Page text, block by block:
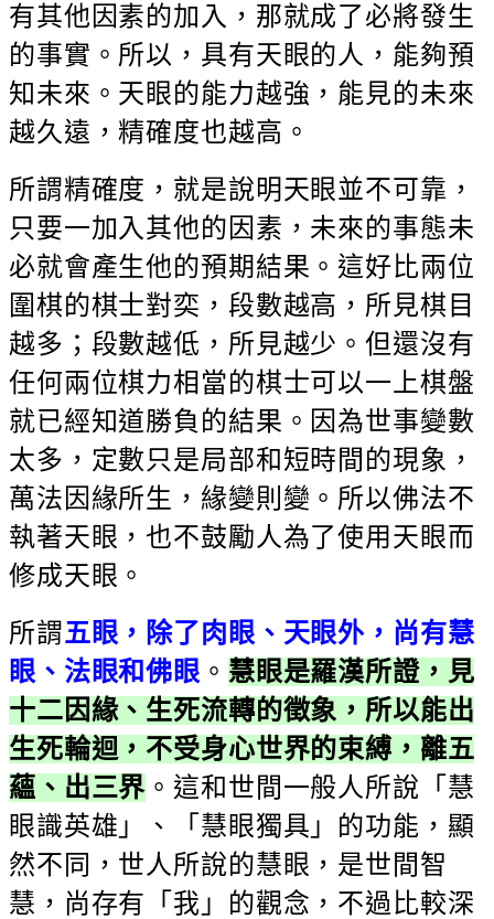
有其他因素的加入，那就成了必將發生
的事實。所以，具有天眼的人，能夠預
知未來。天眼的能力越強，能見的未來
越久遠，精確度也越高。
所謂精確度，就是說明天眼並不可靠，
只要一加入其他的因素，未來的事態未
必就會產生他的預期結果。這好比兩位
圍棋的棋士對奕，段數越高，所見棋目
越多；段數越低，所見越少。但還沒有
任何兩位棋力相當的棋士可以一上棋盤
就已經知道勝負的結果。因為世事變數
太多，定數只是局部和短時間的現象，
萬法因緣所生，緣變則變。所以佛法不
執著天眼，也不鼓勵人為了使用天眼而
修成天眼。
所謂五眼，除了肉眼、天眼外，尚有慧
眼、法眼和佛眼 。 慧眼是羅漢所證，見
十二因緣、生死流轉的徵象，所以能出
生死輪迴，不受身心世界的束縛，離五
蘊、出三界 。這和世間一般人所說「慧
眼識英雄」、「慧眼獨具」的功能，顯
然不同，世人所說的慧眼，是世間智
慧，尚存有「我」的觀念，不過比較深